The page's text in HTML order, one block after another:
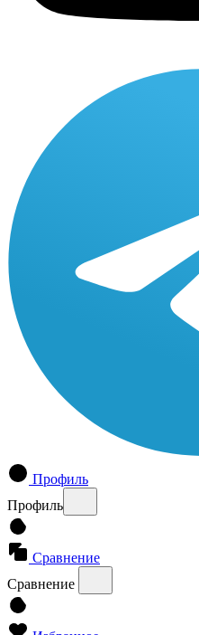
Профиль
Профиль
Сравнение
Сравнение